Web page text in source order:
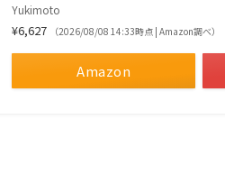
Yukimoto
¥6,627 （2026/08/08 14:33時点 | Amazon調べ）
Amazon